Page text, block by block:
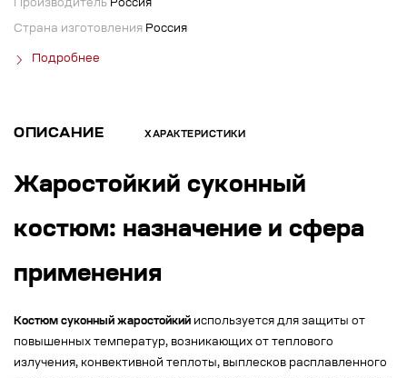
Производитель Россия
Страна изготовления Россия
Подробнее
ОПИСАНИЕ ХАРАКТЕРИСТИКИ
Жаростойкий суконный
костюм: назначение и сфера
применения
Костюм суконный жаростойкий используется для защиты от
повышенных температур, возникающих от теплового
излучения, конвективной теплоты, выплесков расплавленного